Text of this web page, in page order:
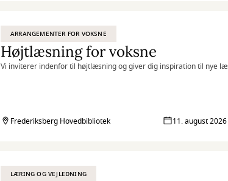
ARRANGEMENTER FOR VOKSNE
Højtlæsning for voksne
Vi inviterer indenfor til højtlæsning og giver dig inspiration til nye
Frederiksberg Hovedbibliotek 11. august 2026
LÆRING OG VEJLEDNING